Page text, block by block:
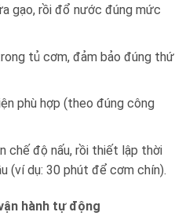
gạo, rồi đổ nước đúng mức
tủ cơm, đảm bảo đúng thứ
phù hợp (theo đúng công
chế độ nấu, rồi thiết lập thời
(ví dụ: 30 phút để cơm chín).
hành tự động